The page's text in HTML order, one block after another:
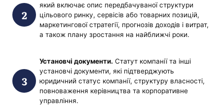
який включає опис передбачуваної структури
цільового ринку, сервісів або товарних позицій,
маркетингової стратегії, прогнозів доходів і витрат,
а також плану зростання на найближчі роки.
Установчі документи. Статут компанії та інші
установчі документи, які підтверджують
юридичний статус компанії, структуру власності,
повноваження керівництва та корпоративне
управління.